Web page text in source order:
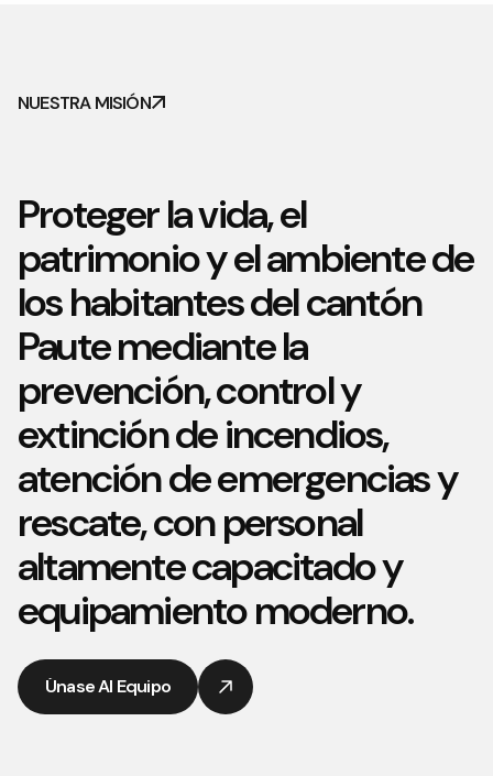
NUESTRA MISIÓN
Proteger la vida, el
patrimonio y el ambiente de
los habitantes del cantón
Paute mediante la
prevención, control y
extinción de incendios,
atención de emergencias y
rescate, con personal
altamente capacitado y
equipamiento moderno.
Únase Al Equipo
Únase Al Equipo